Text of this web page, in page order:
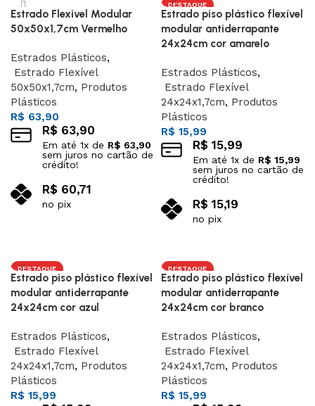
Estrado Flexivel Modular
50x50x1,7cm Vermelho
Estrados Plásticos,
Estrado Flexível
50x50x1,7cm, Produtos
Plásticos
R$ 63,90
R$ 63,90
Em até 1x de R$ 63,90
sem juros no cartão de
crédito!
R$ 60,71
no pix
DESTAQUE
Estrado piso plástico flexível
modular antiderrapante
24x24cm cor amarelo
Estrados Plásticos,
Estrado Flexível
24x24x1,7cm, Produtos
Plásticos
R$ 15,99
R$ 15,99
Em até 1x de R$ 15,99
sem juros no cartão de
crédito!
R$ 15,19
no pix
DESTAQUE
Estrado piso plástico flexível
modular antiderrapante
24x24cm cor azul
Estrados Plásticos,
Estrado Flexível
24x24x1,7cm, Produtos
Plásticos
R$ 15,99
DESTAQUE
Estrado piso plástico flexível
modular antiderrapante
24x24cm cor branco
Estrados Plásticos,
Estrado Flexível
24x24x1,7cm, Produtos
Plásticos
R$ 15,99